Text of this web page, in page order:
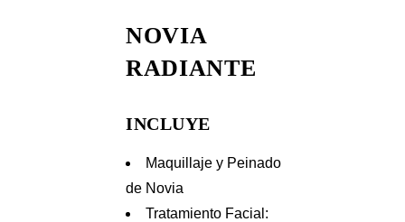
NOVIA
RADIANTE
INCLUYE
Maquillaje y Peinado
de Novia
Tratamiento Facial: